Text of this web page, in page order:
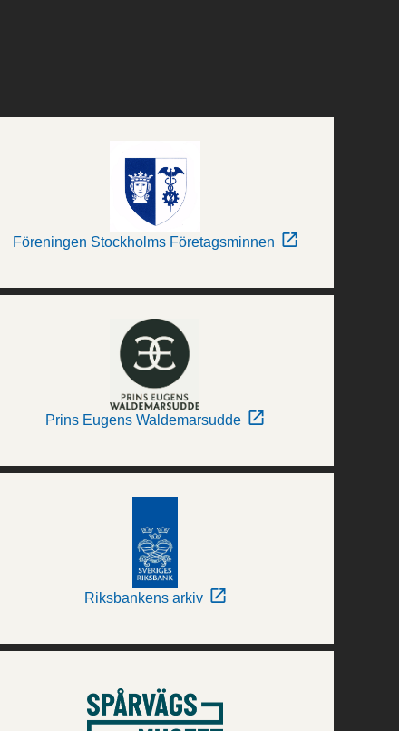
Föreningen Stockholms Företagsminnen
Prins Eugens Waldemarsudde
Riksbankens arkiv